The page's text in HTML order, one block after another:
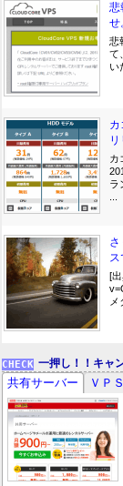
悲
せ
悲
て
い
リ
カ
ラ
さ
ス
[
メ
一押し！！キャ
共有サーバー ＶＰＳ